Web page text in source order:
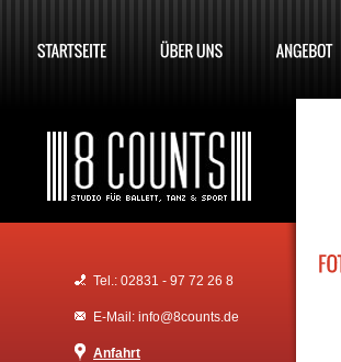
Tel.: 02831 - 97 72 26 8
E-Mail: info@8counts.de
Anfahrt